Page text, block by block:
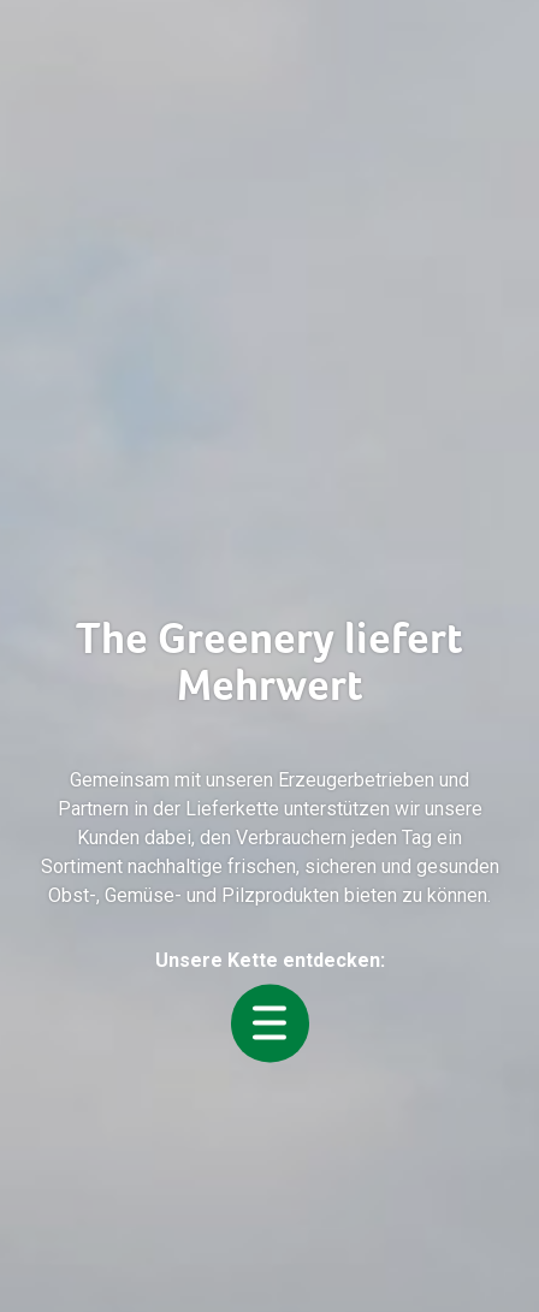
The Greenery liefert
Mehrwert
Gemeinsam mit unseren Erzeugerbetrieben und
Partnern in der Lieferkette unterstützen wir unsere
Kunden dabei, den Verbrauchern jeden Tag ein
Sortiment nachhaltige frischen, sicheren und gesunden
Obst-, Gemüse- und Pilzprodukten bieten zu können.
Unsere Kette entdecken:
Erzeuger
Logistik
Einzelhandel